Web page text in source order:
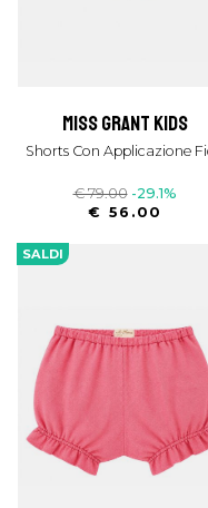
miss grant kids
Shorts Con Applicazione
€ 79.00 -29.1%
€ 56.00
SALDI